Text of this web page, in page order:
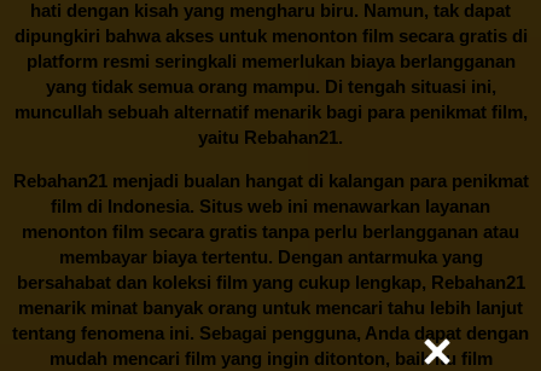
hati dengan kisah yang mengharu biru. Namun, tak dapat
dipungkiri bahwa akses untuk menonton film secara gratis di
platform resmi seringkali memerlukan biaya berlangganan
yang tidak semua orang mampu. Di tengah situasi ini,
muncullah sebuah alternatif menarik bagi para penikmat film,
yaitu Rebahan21.
Rebahan21menjadi bualan hangat di kalangan para penikmat
film di Indonesia. Situs web ini menawarkan layanan
menonton film secara gratis tanpa perlu berlangganan atau
membayar biaya tertentu. Dengan antarmuka yang
bersahabat dan koleksi film yang cukup lengkap, Rebahan21
menarik minat banyak orang untuk mencari tahu lebih lanjut
tentang fenomena ini. Sebagai pengguna, Anda dapat dengan
mudah mencari film yang ingin ditonton, baik itu film